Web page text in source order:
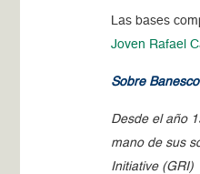
Las bases
Joven Rafael
Sobre Banesco
Desde el año
mano de sus
Initiative (GRI)